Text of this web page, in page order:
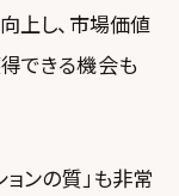
上し、市場価値
できる機会も
ョンの質」も非常